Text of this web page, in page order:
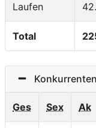
Laufen
Total
Ges Sex Ak